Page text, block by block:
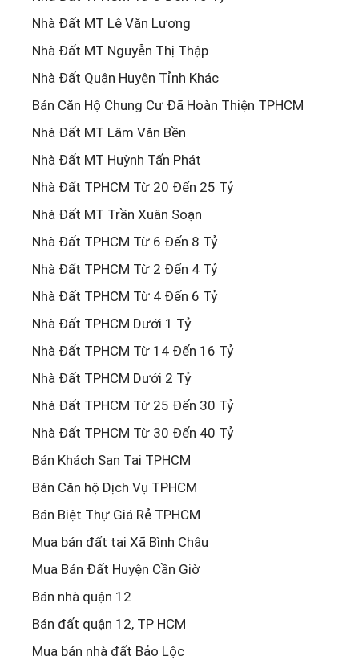
Nhà Đất MT Lê Văn Lương
Nhà Đất MT Nguyễn Thị Thập
Nhà Đất Quận Huyện Tỉnh Khác
Bán Căn Hộ Chung Cư Đã Hoàn Thiện TPHCM
Nhà Đất MT Lâm Văn Bền
Nhà Đất MT Huỳnh Tấn Phát
Nhà Đất TPHCM Từ 20 Đến 25 Tỷ
Nhà Đất MT Trần Xuân Soạn
Nhà Đất TPHCM Từ 6 Đến 8 Tỷ
Nhà Đất TPHCM Từ 2 Đến 4 Tỷ
Nhà Đất TPHCM Từ 4 Đến 6 Tỷ
Nhà Đất TPHCM Dưới 1 Tỷ
Nhà Đất TPHCM Từ 14 Đến 16 Tỷ
Nhà Đất TPHCM Dưới 2 Tỷ
Nhà Đất TPHCM Từ 25 Đến 30 Tỷ
Nhà Đất TPHCM Từ 30 Đến 40 Tỷ
Bán Khách Sạn Tại TPHCM
Bán Căn hộ Dịch Vụ TPHCM
Bán Biệt Thự Giá Rẻ TPHCM
Mua bán đất tại Xã Bình Châu
Mua Bán Đất Huyện Cần Giờ
Bán nhà quận 12
Bán đất quận 12, TP HCM
Mua bán nhà đất Bảo Lộc